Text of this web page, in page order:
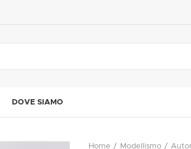
DOVE SIAMO
Home Modellismo